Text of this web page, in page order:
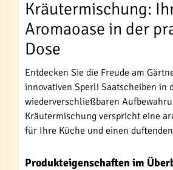
Kräutermischung:
Aromaoase in der
Dose
Entdecken Sie die Freude am
innovativen Sperli Saatscheiben in
wiederverschließbaren
Kräutermischung verspricht eine
für Ihre Küche und einen
Produkteigenschaften im